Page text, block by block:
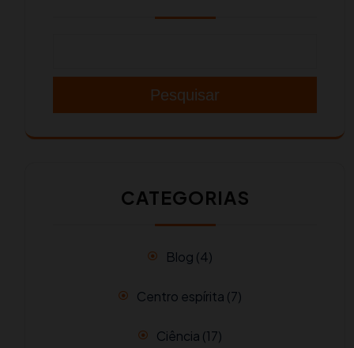
Pesquisar
CATEGORIAS
Blog (4)
Centro espírita (7)
Ciência (17)